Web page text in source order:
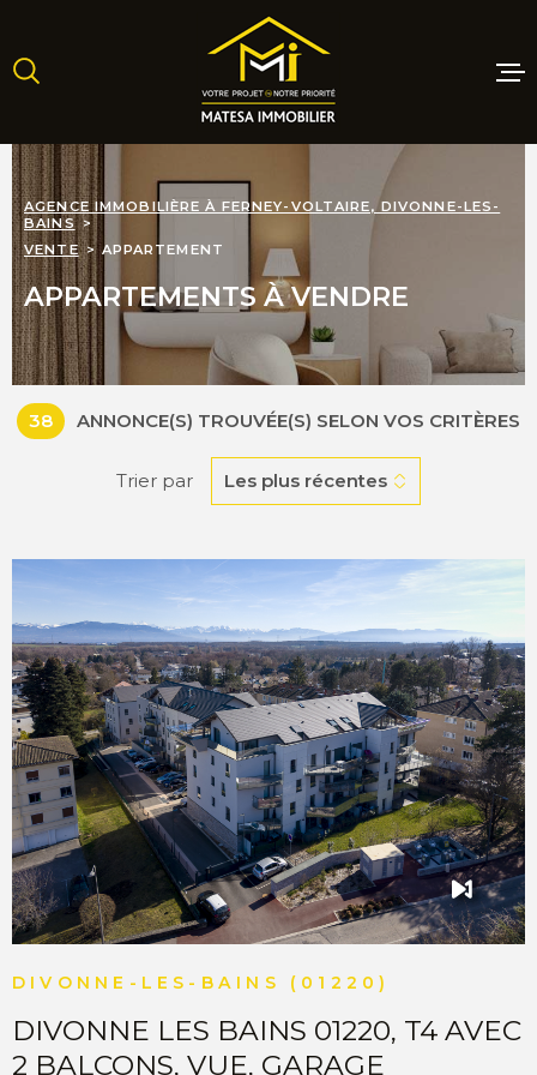
la
recherche
menu
principal
contenu
TERRAINS
NEUFS
ESTIMER
VENDRE
AGENCE IMMOBILIÈRE À FERNEY-VOLTAIRE, DIVONNE-LES-
BAINS
VENTE
APPARTEMENT
APPARTEMENTS À VENDRE
38 ANNONCE(S) TROUVÉE(S) SELON VOS CRITÈRES
Trier par Les plus récentes
DIVONNE-LES-BAINS (01220)
DIVONNE LES BAINS 01220, T4 AVEC
2 BALCONS, VUE, GARAGE
VOIR LE BIEN